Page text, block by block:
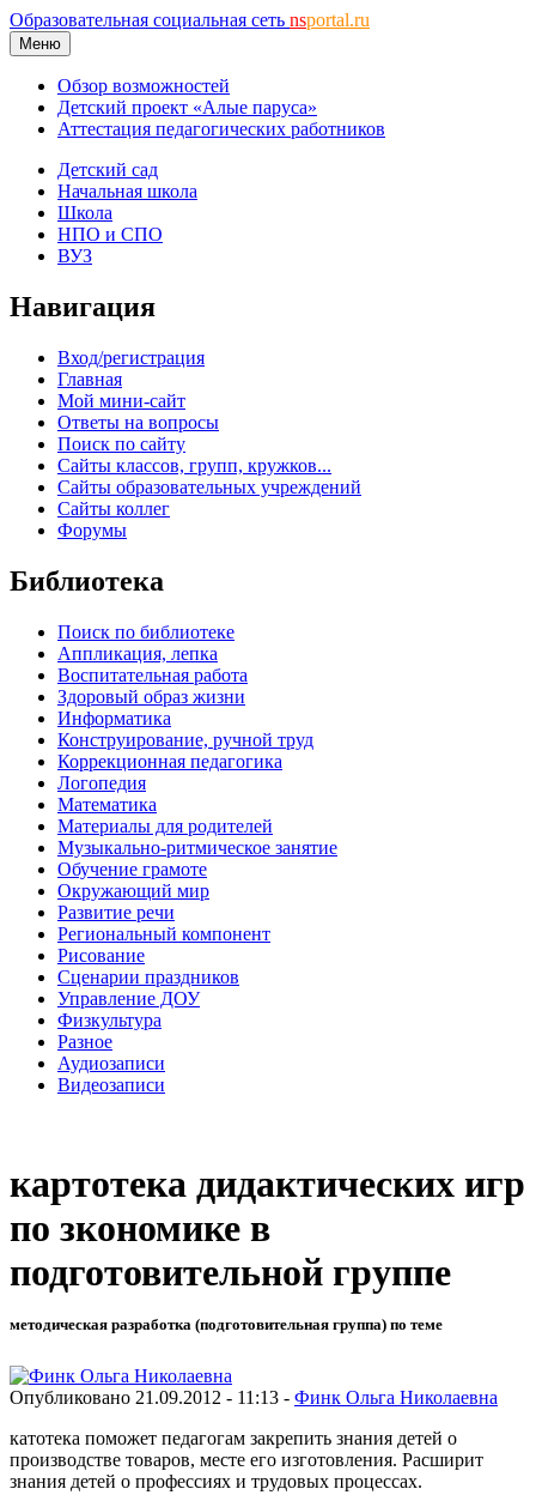
Образовательная социальная сеть nsportal.ru
Меню
Обзор возможностей
Детский проект «Алые паруса»
Аттестация педагогических работников
Детский сад
Начальная школа
Школа
НПО и СПО
ВУЗ
Навигация
Вход/регистрация
Главная
Мой мини-сайт
Ответы на вопросы
Поиск по сайту
Сайты классов, групп, кружков...
Сайты образовательных учреждений
Сайты коллег
Форумы
Библиотека
Поиск по библиотеке
Аппликация, лепка
Воспитательная работа
Здоровый образ жизни
Информатика
Конструирование, ручной труд
Коррекционная педагогика
Логопедия
Математика
Материалы для родителей
Музыкально-ритмическое занятие
Обучение грамоте
Окружающий мир
Развитие речи
Региональный компонент
Рисование
Сценарии праздников
Управление ДОУ
Физкультура
Разное
Аудиозаписи
Видеозаписи
картотека дидактических игр
по зкономике в
подготовительной группе
методическая разработка (подготовительная группа) по теме
Опубликовано 21.09.2012 - 11:13 - Финк Ольга Николаевна
катотека поможет педагогам закрепить знания детей о
производстве товаров, месте его изготовления. Расширит
знания детей о профессиях и трудовых процессах.